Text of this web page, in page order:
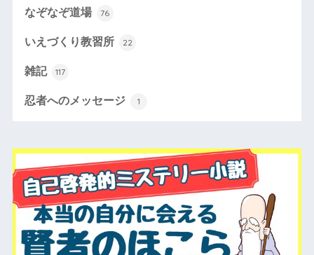
なぞなぞ道場 76
いえづくり教習所 22
雑記 117
忍者へのメッセージ 1